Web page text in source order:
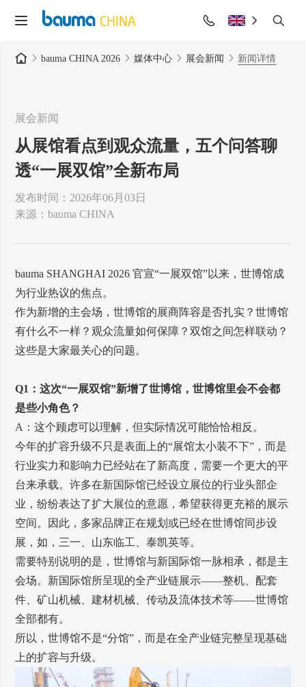
bauma CHINA 2026 媒体中心 展会新闻 新闻详情
展会新闻
从展馆看点到观众流量，五个问答聊
透“一展双馆”全新布局
发布时间：2026年06月03日
来源：bauma CHINA
bauma SHANGHAI 2026 官宣“一展双馆”以来，世博馆成
为行业热议的焦点。
作为新增的主会场，世博馆的展商阵容是否扎实？世博馆
有什么不一样？观众流量如何保障？双馆之间怎样联动？
这些是大家最关心的问题。
Q1：这次“一展双馆”新增了世博馆，世博馆里会不会都
是些小角色？
A：这个顾虑可以理解，但实际情况可能恰恰相反。
今年的扩容升级不只是表面上的“展馆太小装不下”，而是
行业实力和影响力已经站在了新高度，需要一个更大的平
台来承载。许多在新国际馆已经设立展位的行业头部企
业，纷纷表达了扩大展位的意愿，希望获得更充裕的展示
空间。因此，多家品牌正在规划或已经在世博馆同步设
展，如，三一、山东临工、泰凯英等。
需要特别说明的是，世博馆与新国际馆一脉相承，都是主
会场。新国际馆所呈现的全产业链展示——整机、配套
件、矿山机械、建材机械、传动及流体技术等——世博馆
全部都有。
所以，世博馆不是“分馆”，而是在全产业链完整呈现基础
上的扩容与升级。